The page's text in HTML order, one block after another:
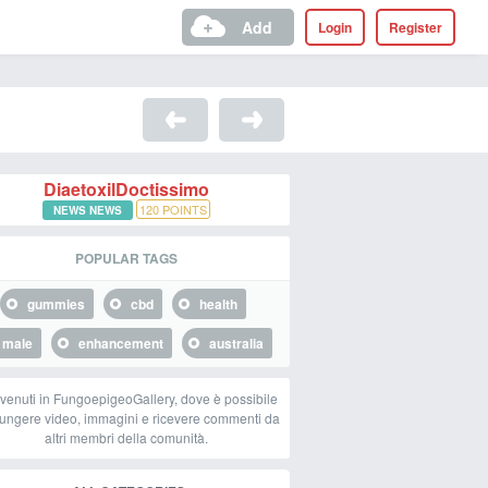
Register
Login
Add
DiaetoxilDoctissimo
NEWS NEWS 120 POINTS
POPULAR TAGS
gummies cbd
health
male
enhancement australia
in FungoepigeoGallery, dove è possibile
video, immagini e ricevere commenti da
altri membri della comunità.